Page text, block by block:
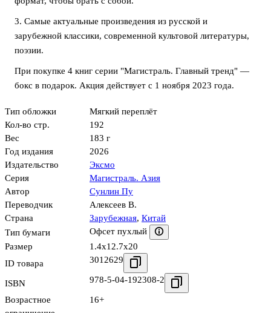
3. Самые актуальные произведения из русской и
зарубежной классики, современной культовой литературы,
поэзии.
При покупке 4 книг серии "Магистраль. Главный тренд" —
бокс в подарок. Акция действует с 1 ноября 2023 года.
Тип обложки
Мягкий переплёт
Кол-во стр.
192
Вес
183 г
Год издания
2026
Издательство
Эксмо
Серия
Магистраль. Азия
Автор
Сунлин Пу
Переводчик
Алексеев В.
Страна
Зарубежная, Китай
Тип бумаги
Офсет пухлый
Размер
1.4x12.7x20
ID товара
3012629
ISBN 978-5-04-192308-2
Возрастное
16+